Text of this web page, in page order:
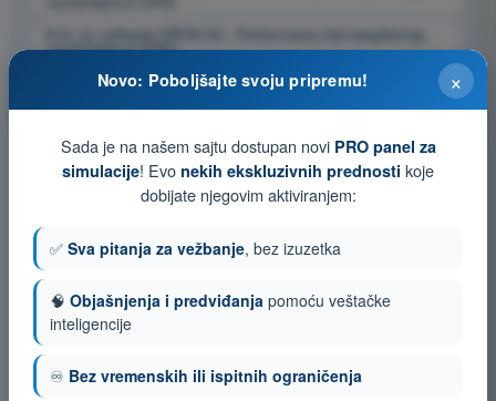
Kviz za vežbanje DRON A2 - Performanse leta bespilotnog
vazduhoplova (UAS)
Ispit u PDF formatu DRON A2 - Performanse leta bespilotnog ×
Novo: Poboljšajte svoju pripremu!
Sada je na našem sajtu dostupan novi PRO panel za
simulacije! Evo nekih ekskluzivnih prednosti koje
dobijate njegovim aktiviranjem:
✅ Sva pitanja za vežbanje, bez izuzetka
🧠 Objašnjenja i predviđanja pomoću veštačke
inteligencije
♾️ Bez vremenskih ili ispitnih ograničenja